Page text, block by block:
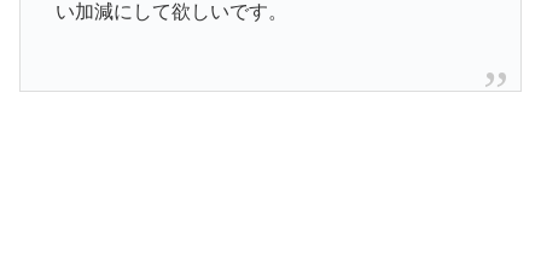
い加減にして欲しいです。